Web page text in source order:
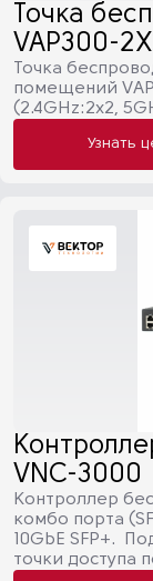
Точка
VAP300-
Точка
помещений
(2.4GHz:2х2,
Узнать
VNC-3000
Контроллер
комбо порта
10GbE SFP+.
точки доступа